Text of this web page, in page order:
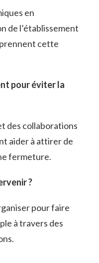
en
de l’établissement
cette
pour éviter la
des collaborations
aider à attirer de
fermeture.
?
pour faire
à travers des